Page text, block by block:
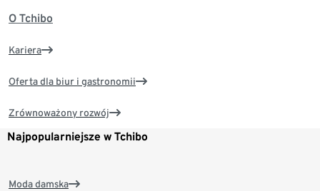
O Tchibo
Kariera
Oferta dla biur i gastronomii
Zrównoważony rozwój
Najpopularniejsze w Tchibo
Moda damska